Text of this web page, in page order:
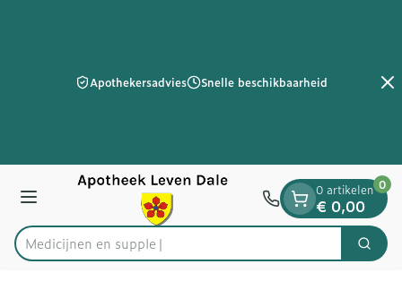
Apothekersadvies Snelle beschikbaarheid
Menu
Product, merk, categorie... Zoek
0 artikelen
€ 0,00
0